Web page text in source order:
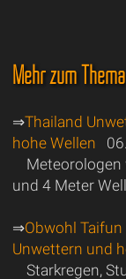
Mehr zum
⇒Thailand
hohe Wellen
Meteorologen
und 4 Meter
⇒Obwohl
Unwettern und
Starkregen,